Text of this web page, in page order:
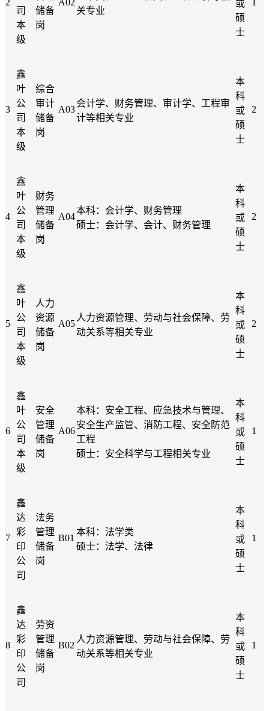
司
本
级
储备
岗
关专业
或
硕
士
3
鑫
叶
公
司
本
级
综合
审计
储备
岗
A03
会计学、财务管理、审计学、工程审
计等相关专业
本
科
或
硕
士
2
4
鑫
叶
公
司
本
级
财务
管理
储备
岗
A04
本科：会计学、财务管理
硕士：会计学、会计、财务管理
本
科
或
硕
士
2
5
鑫
叶
公
司
本
级
人力
资源
储备
岗
A05
人力资源管理、劳动与社会保障、劳
动关系等相关专业
本
科
或
硕
士
2
6
鑫
叶
公
司
本
级
安全
管理
储备
岗
A06
本科：安全工程、应急技术与管理、
安全生产监管、消防工程、安全防范
工程
硕士：安全科学与工程相关专业
本
科
或
硕
士
1
7
鑫
达
彩
印
公
司
法务
管理
储备
岗
B01
本科：法学类
硕士：法学、法律
本
科
或
硕
士
1
8
鑫
达
彩
印
公
司
劳资
管理
储备
岗
B02
人力资源管理、劳动与社会保障、劳
动关系等相关专业
本
科
或
硕
士
1